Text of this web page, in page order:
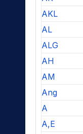
AKL
AL
ALG
AH
AM
Ang
A
A,E